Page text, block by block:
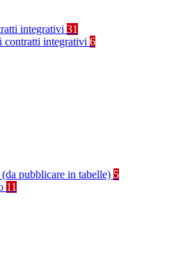
integrativi 31
contratti integrativi 6
pubblicare in tabelle) 5
11